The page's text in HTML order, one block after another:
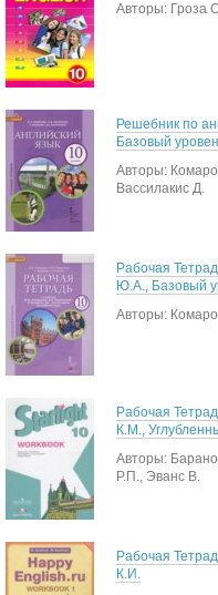
Авторы: Гроза
Решебник по
Базовый
Авторы:
Вассилакис Д.
Рабочая
Ю.А., Базовый
Авторы:
Рабочая
К.М.,
Авторы:
Р.П., Эванс В.
Рабочая
К.И.